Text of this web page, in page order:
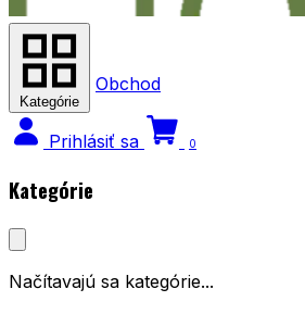
Kategórie
Obchod
Prihlásiť sa 0
Kategórie
Načítavajú sa kategórie...